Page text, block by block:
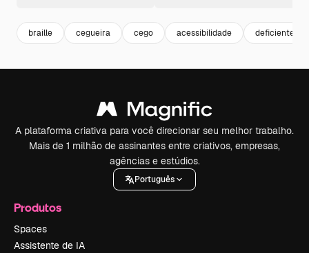
braille cegueira cego acessibilidade deficientes
A plataforma criativa para você direcionar seu melhor trabalho.
Mais de 1 milhão de assinantes entre criativos, empresas,
agências e estúdios.
Português
Produtos
Spaces
Assistente de IA